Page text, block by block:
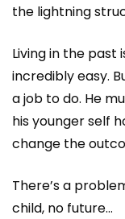
the lightning
Living in the past
incredibly easy.
a job to do. He
his younger self
change the
There’s a
child, no future…